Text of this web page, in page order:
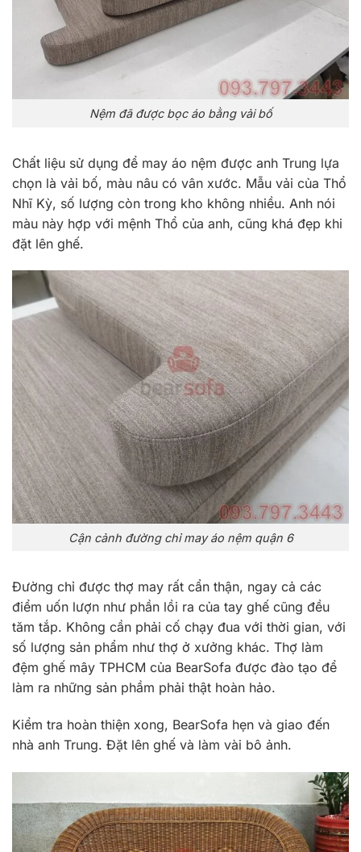
Nệm đã được bọc áo bằng vải bố
Chất liệu sử dụng để may áo nệm được anh Trung lựa
chọn là vải bố, màu nâu có vân xước. Mẫu vải của Thổ
Nhĩ Kỳ, số lượng còn trong kho không nhiều. Anh nói
màu này hợp với mệnh Thổ của anh, cũng khá đẹp khi
đặt lên ghế.
Cận cảnh đường chỉ may áo nệm quận 6
Đường chỉ được thợ may rất cẩn thận, ngay cả các
điểm uốn lượn như phần lồi ra của tay ghế cũng đều
tăm tắp. Không cần phải cố chạy đua với thời gian, với
số lượng sản phẩm như thợ ở xưởng khác. Thợ làm
đệm ghế mây TPHCM của BearSofa được đào tạo để
làm ra những sản phầm phải thật hoàn hảo.
Kiểm tra hoàn thiện xong, BearSofa hẹn và giao đến
nhà anh Trung. Đặt lên ghế và làm vài bô ảnh.